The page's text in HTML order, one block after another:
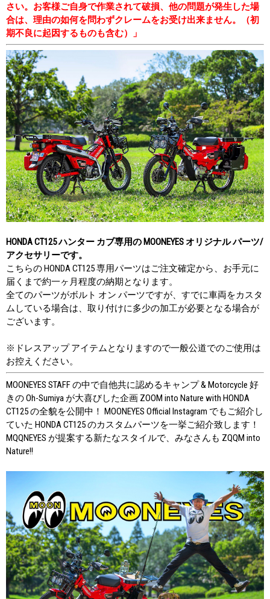
さい。お客様ご自身で作業されて破損、他の問題が発生した場
合は、理由の如何を問わずクレームをお受け出来ません。（初
期不良に起因するものも含む）」
HONDA CT125 ハンター カブ専用の MOONEYES オリジナル パーツ/
アクセサリーです。
こちらの HONDA CT125 専用パーツはご注文確定から、お手元に
届くまで約一ヶ月程度の納期となります。
全てのパーツがボルト オン パーツですが、すでに車両をカスタ
ムしている場合は、取り付けに多少の加工が必要となる場合が
ございます。
※ドレスアップ アイテムとなりますので一般公道でのご使用は
お控えください。
MOONEYES STAFF の中で自他共に認めるキャンプ & Motorcycle 好
きの Oh-Sumiya が大喜びした企画 ZOOM into Nature with HONDA
CT125 の全貌を公開中！ MOONEYES Official Instagram でもご紹介し
ていた HONDA CT125 のカスタムパーツを一挙ご紹介致します！
MQQNEYES が提案する新たなスタイルで、みなさんも ZQQM into
Nature!!